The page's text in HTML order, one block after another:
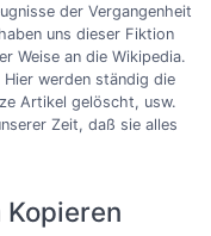
der Vergangenheit
uns dieser Fiktion
Weise an die Wikipedia.
werden ständig die
Artikel gelöscht, usw.
Zeit, daß sie alles
Kopieren